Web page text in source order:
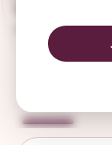
éditeur,
règles de